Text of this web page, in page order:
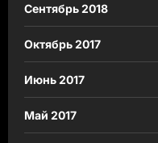
Сентябрь 2018
Октябрь 2017
Июнь 2017
Май 2017